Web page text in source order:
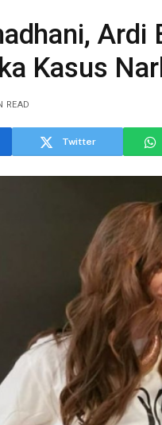
Ardi
Kasus
READ
Twitter